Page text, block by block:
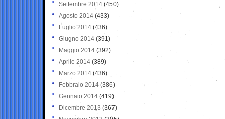
Settembre 2014 (450)
Agosto 2014 (433)
Luglio 2014 (436)
Giugno 2014 (391)
Maggio 2014 (392)
Aprile 2014 (389)
Marzo 2014 (436)
Febbraio 2014 (386)
Gennaio 2014 (419)
Dicembre 2013 (367)